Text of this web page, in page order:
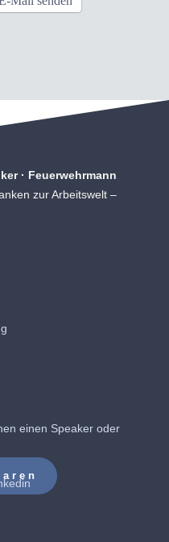
· Feuerwehrmann
zur Arbeitswelt –
einen Speaker oder